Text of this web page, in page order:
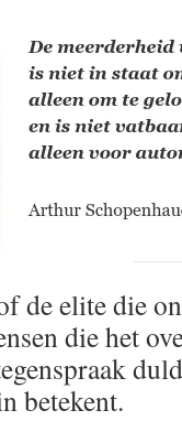
de elite die
die het
betekent.